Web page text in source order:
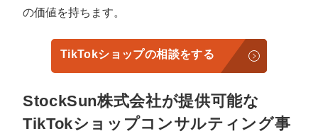
の価値を持ちます。
TikTokショップの相談をする
StockSun株式会社が提供可能な
TikTokショップコンサルティング事